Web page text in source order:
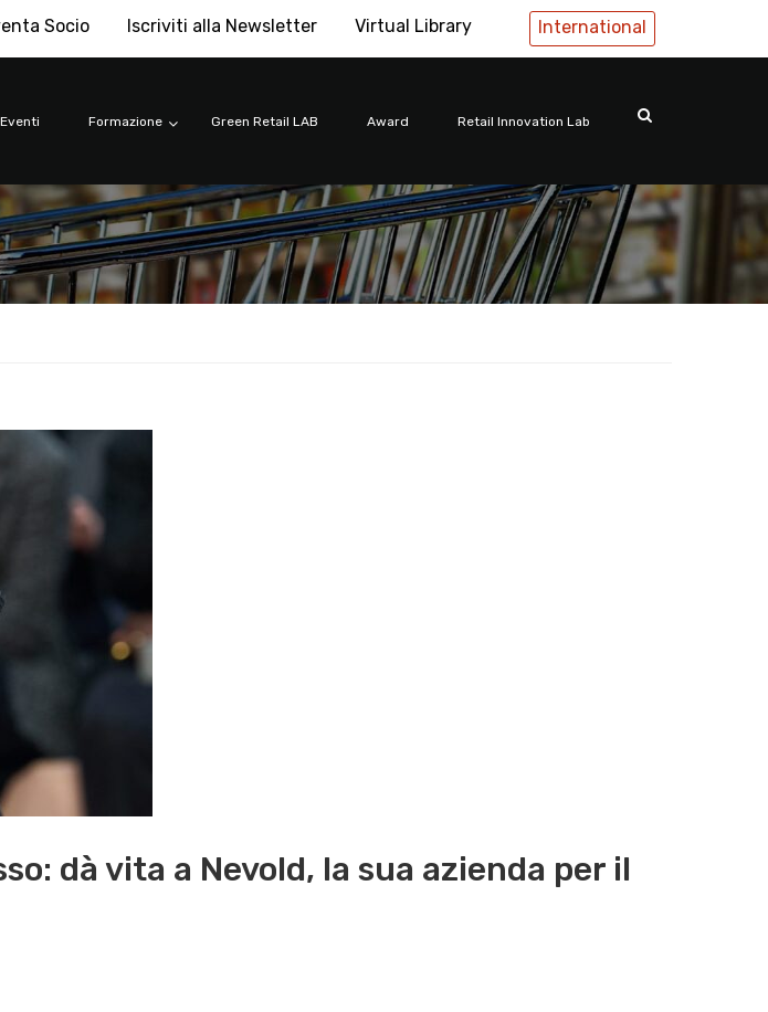
International
Socio Iscriviti alla Newsletter Virtual Library
Eventi Formazione Green Retail LAB Award Retail Innovation Lab
dà vita a Nevold, la sua azienda per il